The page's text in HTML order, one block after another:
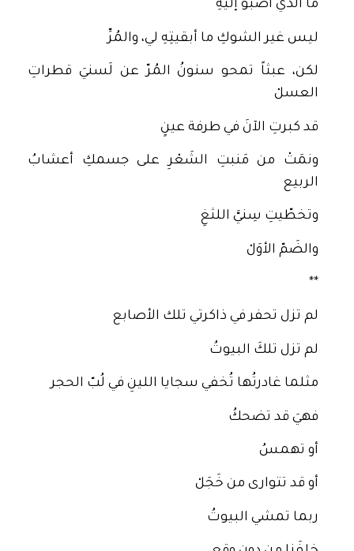
ما الذي أصبو إليهِ
ليس غير الشوكِ ما أبقيتِهِ لي، والمُرِّ
لكن، عبثاً تمحو سنونُ المُرّ عن لَسنيَ قطراتِ
العسلْ
قد كبرتِ الآنَ في طرفة عينٍ
ونمَتْ من مَنبتِ الشَعْرِ على جسمكِ أعشابُ
الربيع
وتخطّيتِ سِنيَّ اللثغِ
والضَمّ الأوَلْ
**
لم تزل تحفر في ذاكرتي تلك الأصابع
لم تزل تلكَ البيوتُ
مثلما غادرتُها تُخفي سجايا اللينِ في لُبّ الحجر
فهيَ قد تضحكُ
أو تهمسُ
أو قد تتوارى من خَجَلْ
ربما تمشي البيوتُ